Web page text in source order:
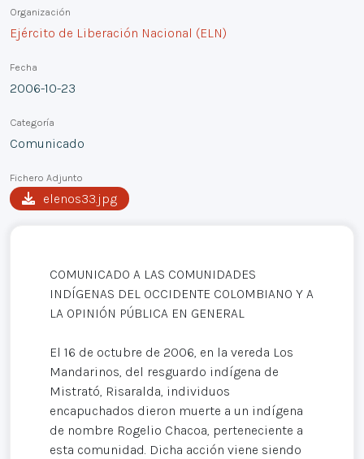
Organización
Ejército de Liberación Nacional (ELN)
Fecha
2006-10-23
Categoría
Comunicado
Fichero Adjunto
elenos33.jpg
COMUNICADO A LAS COMUNIDADES
INDÍGENAS DEL OCCIDENTE COLOMBIANO Y A
LA OPINIÓN PÚBLICA EN GENERAL
El 16 de octubre de 2006, en la vereda Los
Mandarinos, del resguardo indígena de
Mistrató, Risaralda, individuos
encapuchados dieron muerte a un indígena
de nombre Rogelio Chacoa, perteneciente a
esta comunidad. Dicha acción viene siendo